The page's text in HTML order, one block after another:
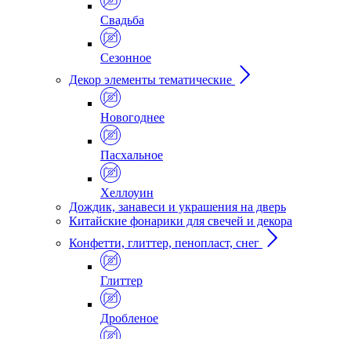
Свадьба
Сезонное
Декор элементы тематические
Новогоднее
Пасхальное
Хеллоуин
Дождик, занавеси и украшения на дверь
Китайские фонарики для свечей и декора
Конфетти, глиттер, пенопласт, снег
Глиттер
Дробленое